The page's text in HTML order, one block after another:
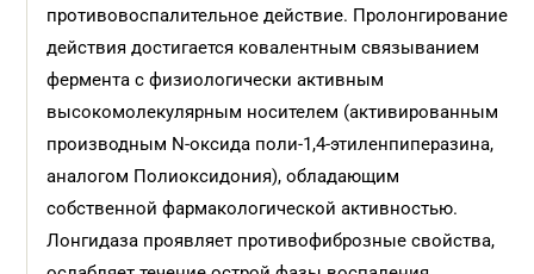
противовоспалительное действие. Пролонгирование
действия достигается ковалентным связыванием
фермента с физиологически активным
высокомолекулярным носителем (активированным
производным N-оксида поли-1,4-этиленпиперазина,
аналогом Полиоксидония), обладающим
собственной фармакологической активностью.
Лонгидаза проявляет противофиброзные свойства,